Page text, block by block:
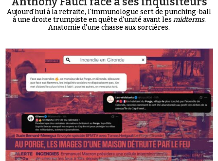
Aujourd'hui à la retraite, l'immunologue sert de punching-ball
à une droite trumpiste en quête d'unité avant les midterms.
Anatomie d'une chasse aux sorcières.